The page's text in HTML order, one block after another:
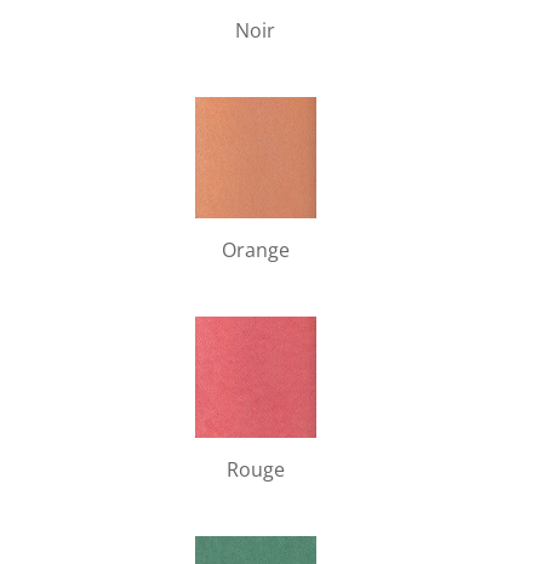
Noir
Orange
Rouge